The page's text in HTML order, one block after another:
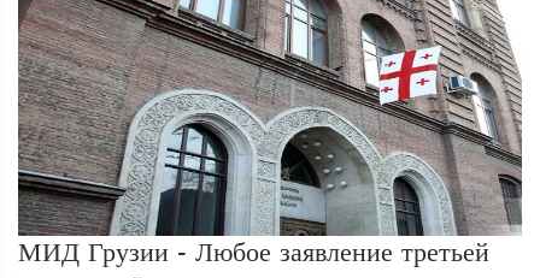
МИД Грузии - Любое заявление третьей